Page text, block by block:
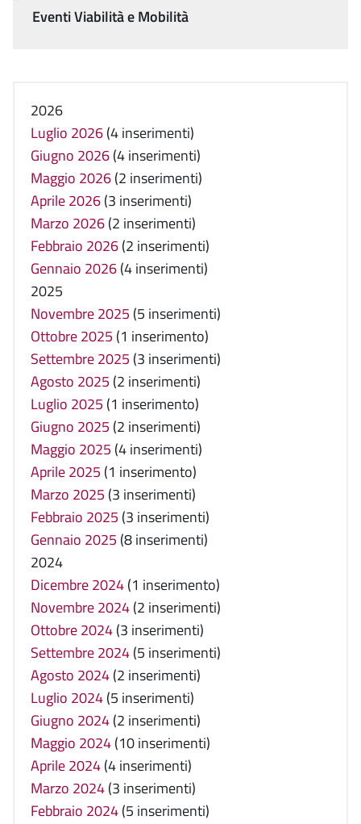
Eventi Viabilità e Mobilità
2026
Luglio 2026(4 inserimenti)
Giugno 2026(4 inserimenti)
Maggio 2026(2 inserimenti)
Aprile 2026(3 inserimenti)
Marzo 2026(2 inserimenti)
Febbraio 2026(2 inserimenti)
Gennaio 2026(4 inserimenti)
2025
Novembre 2025 (5 inserimenti)
Ottobre 2025 (1 inserimento)
Settembre 2025 (3 inserimenti)
Agosto 2025 (2 inserimenti)
Luglio 2025 (1 inserimento)
Giugno 2025 (2 inserimenti)
Maggio 2025 (4 inserimenti)
Aprile 2025 (1 inserimento)
Marzo 2025 (3 inserimenti)
Febbraio 2025 (3 inserimenti)
Gennaio 2025 (8 inserimenti)
2024
Dicembre 2024(1 inserimento)
Novembre 2024(2 inserimenti)
Ottobre 2024(3 inserimenti)
Settembre 2024(5 inserimenti)
Agosto 2024(2 inserimenti)
Luglio 2024(5 inserimenti)
Giugno 2024(2 inserimenti)
Maggio 2024(10 inserimenti)
Aprile 2024(4 inserimenti)
Marzo 2024(3 inserimenti)
Febbraio 2024(5 inserimenti)